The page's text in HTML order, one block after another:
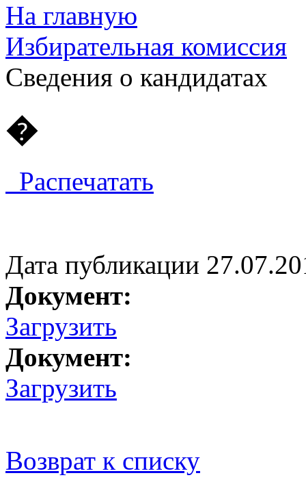
На главную
Избирательная комиссия
Cведения о кандидатах
�
Распечатать
Дата публикации
Документ:
Загрузить
Документ:
Загрузить
Возврат к списку